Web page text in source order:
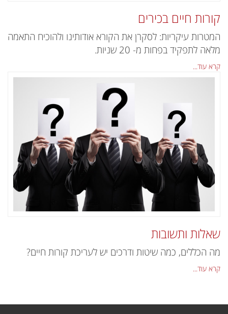
קורות חיים בכירים
המטרות עיקריות: לסקרן את הקורא אודותינו ולהוכיח התאמה
מלאה לתפקיד בפחות מ- 20 שניות.
קרא עוד...
שאלות ותשובות
מה הכללים, כמה שיטות ודרכים יש לעריכת קורות חיים?
קרא עוד...